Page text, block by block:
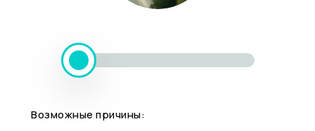
Возможные причины: